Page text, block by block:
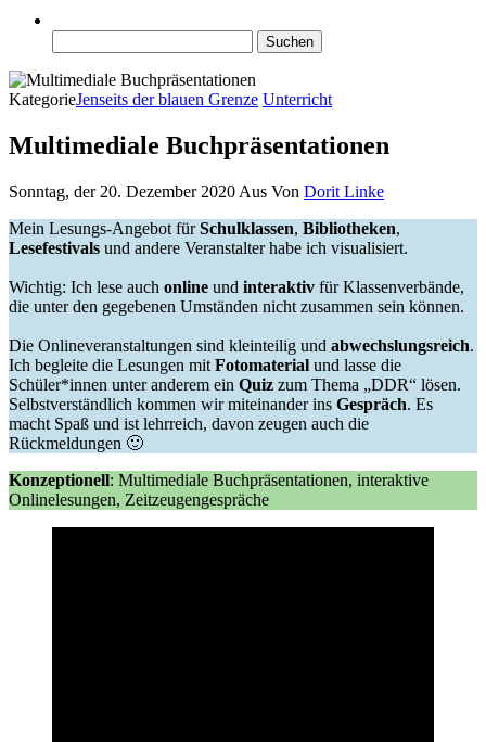
nach:
KategorieJenseits der blauen Grenze Unterricht
Multimediale Buchpräsentationen
Sonntag, der 20. Dezember 2020 Aus Von Dorit Linke
Mein Lesungs-Angebot fürSchulklassen, Bibliotheken,
Lesefestivals und andere Veranstalter habe ich visualisiert.
Wichtig: Ich lese auch online und interaktiv für Klassenverbände,
die unter den gegebenen Umständen nicht zusammen sein können.
Die Onlineveranstaltungen sind kleinteilig und abwechslungsreich.
Ich begleite die Lesungen mit Fotomaterial und lasse die
Schüler*innen unter anderem ein Quiz zum Thema „DDR“ lösen.
Selbstverständlich kommen wir miteinander ins Gespräch. Es
macht Spaß und ist lehrreich, davon zeugen auch die
Rückmeldungen 🙂
Konzeptionell: Multimediale Buchpräsentationen, interaktive
Onlinelesungen, Zeitzeugengespräche